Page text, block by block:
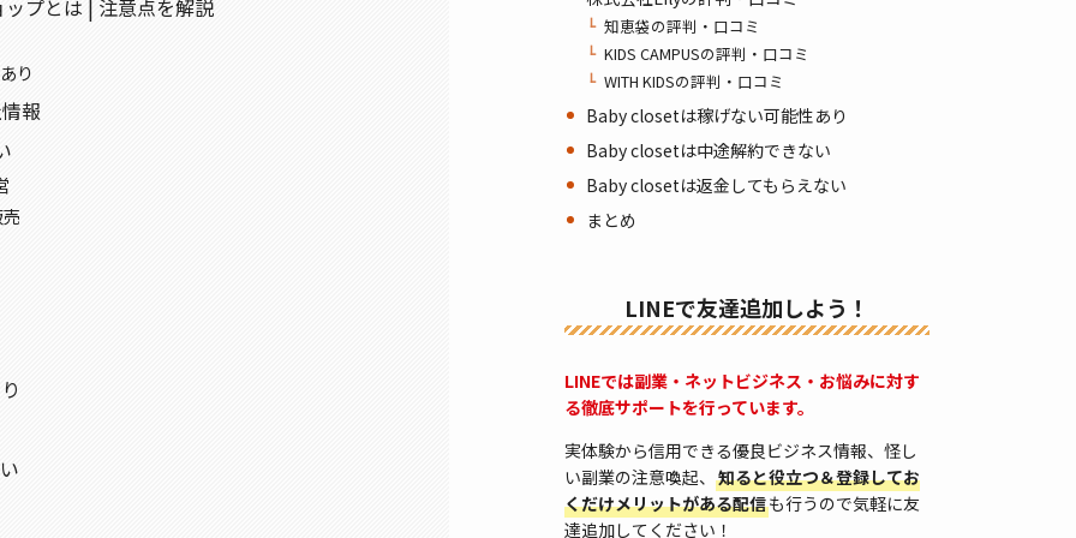
プとは | 注意点を解説
り
報
知恵袋の評判・口コミ
KIDS CAMPUSの評判・口コミ
WITH KIDSの評判・口コミ
Baby closetは稼げない可能性あり
Baby closetは中途解約できない
Baby closetは返金してもらえない
まとめ
LINEで友達追加しよう！
LINEでは副業・ネットビジネス・お悩みに対す
る徹底サポートを行っています。
実体験から信用できる優良ビジネス情報、怪し
い副業の注意喚起、 知ると役立つ＆登録してお
くだけメリットがある配信も行うので気軽に友
達追加してください！